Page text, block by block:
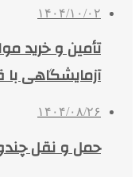
۱۴۰۴/۱۰/۰۲
تأمین و خرید
آزمایشگاهی
۱۴۰۴/۰۸/۲۶
حمل و نقل